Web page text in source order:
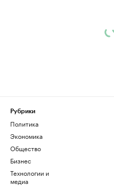
Рубрики
Политика
Экономика
Общество
Бизнес
Технологии и
медиа